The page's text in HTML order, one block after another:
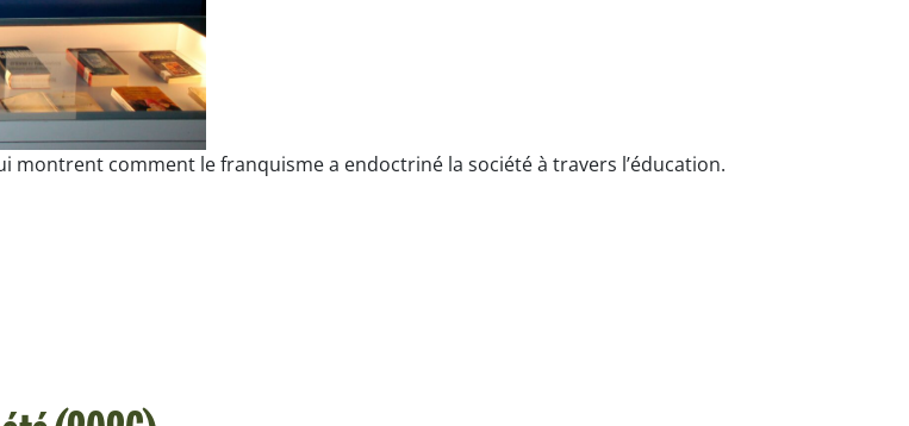
comment le franquisme a endoctriné la société à travers l’éducation.